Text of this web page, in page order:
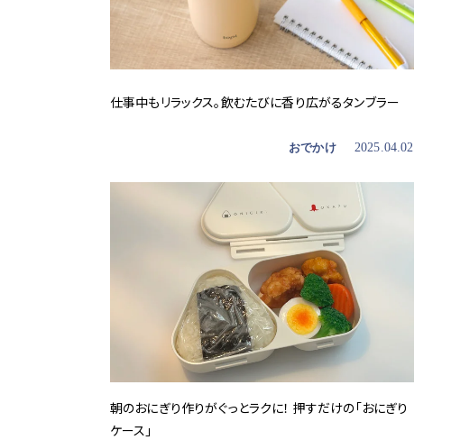
仕事中もリラックス。飲むたびに香り広がるタンブラー
おでかけ 2025.04.02
朝のおにぎり作りがぐっとラクに！ 押すだけの「おにぎり
ケース」